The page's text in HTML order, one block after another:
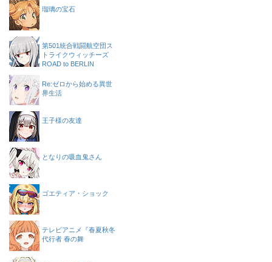
瑠璃の宝石
第501統合戦闘航空団ス
トライクウィッチーズ
ROAD to BERLIN
Re:ゼロから始める異世
界生活
王子様の友達
となりの吸血鬼さん
ゴエティア・ショック
テレビアニメ『春夏秋冬
代行者 春の舞